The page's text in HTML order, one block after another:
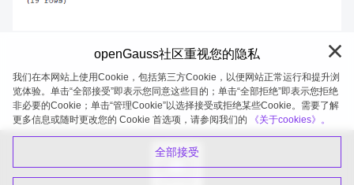
openGauss 2026-08-07 20:27:02
openGauss社区重视您的隐私
我们在本网站上使用Cookie，包括第三方Cookie，以便网站正常运行和提升浏
览体验。单击“全部接受”即表示您同意这些目的；单击“全部拒绝”即表示您拒绝
非必要的Cookie；单击“管理Cookie”以选择接受或拒绝某些Cookie。需要了解
更多信息或随时更改您的 Cookie 首选项，请参阅我们的
《关于cookies》。
全部接受